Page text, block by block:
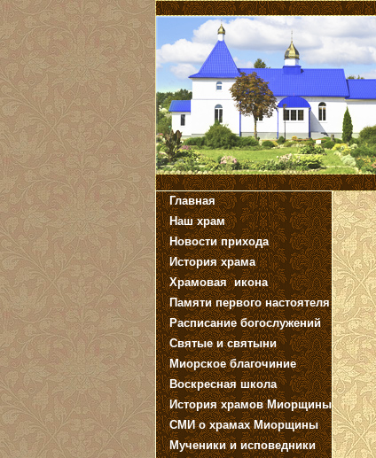
Главная
Наш храм
Новости прихода
История храма
Храмовая икона
Памяти первого настоятеля
Расписание богослужений
Святые и святыни
Миорское благочиние
Воскресная школа
История храмов Миорщины
СМИ о храмах Миорщины
Мученики и исповедники